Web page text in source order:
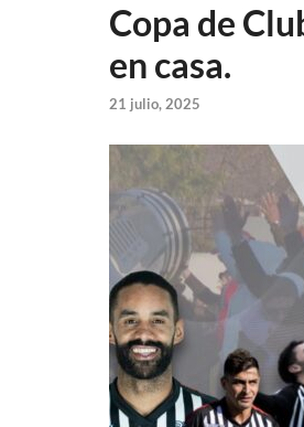
Copa de
en casa.
21 julio, 2025